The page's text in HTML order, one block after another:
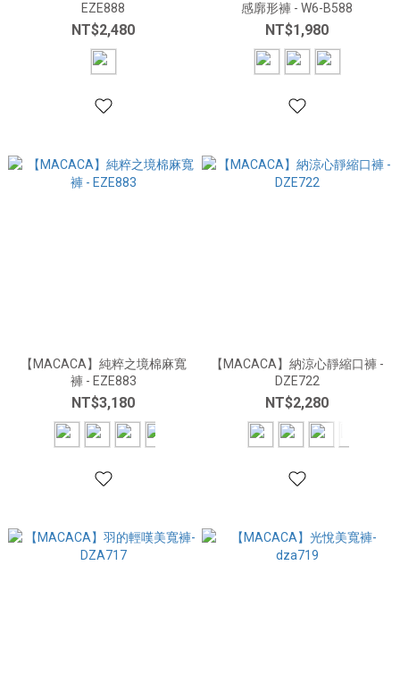
EZE888
NT$2,480
感廓形褲 - W6-B588
NT$1,980
【MACACA】純粹之境棉麻寬
褲 - EZE883
NT$3,180
【MACACA】納涼心靜縮口褲 -
DZE722
NT$2,280